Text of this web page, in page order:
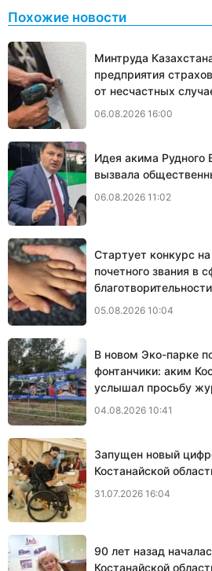
Похожие новости
Минтруда
предприятия
от несчастных
06.08.2026 16:00
Идея акима Рудного
вызвала
06.08.2026 11:02
Стартует конкурс
почетного звания в
05.08.2026 10:04
В новом Эко-парке
фонтанчики: аким
услышал просьбу
04.08.2026 10:41
Запущен новый
Костанайской
31.07.2026 16:04
90 лет назад
Костанайской